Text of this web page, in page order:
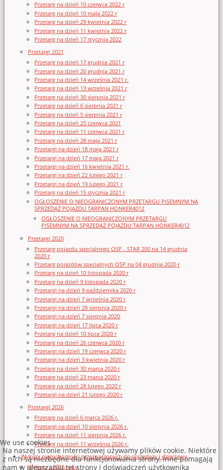
Przetarg na dzień 10 czerwca 2022 r
Przetarg na dzień 10 maja 2022 r
Przetarg na dzień 29 kwietnia 2022 r
Przetarg na dzień 11 kwietnia 2022 r
Przetarg na dzień 17 stycznia 2022
Przetargi 2021
Przetarg na dzień 17 grudnia 2021 r
Przetarg na dzień 20 grudnia 2021 r
Przetarg na dzień 14 września 2021 r.
Przetarg na dzień 13 września 2021 r
Przetarg na dzień 30 sierpnia 2021 r
Przetarg na dzień 6 sierpnia 2021 r
Przetarg na dzień 5 sierpnia 2021 r
Przetarg na dzień 25 czerwca 2021
Przetarg na dzień 11 czerwca 2021 r
Przetarg na dzień 28 maja 2021 r
Przetargi na dzień 18 maja 2021 r
Przetargi na dzień 17 maja 2021 r
Przetargi na dzień 16 kwietnia 2021 r.
Przetargi na dzień 22 lutego 2021 r
Przetargi na dzień 19 lutego 2021 r
Przetarg na dzień 15 stycznia 2021 r
OGŁOSZENIE O NIEOGRANICZONYM PRZETARGU PISEMNYM NA
SPRZEDAŻ POJAZDU TARPAN HONKER4012
OGŁOSZENIE O NIEOGRANICZONYM PRZETARGU
PISEMNYM NA SPRZEDAŻ POJAZDU TARPAN HONKER4012
Przetargi 2020
Przetarg pojazdu specjalnego OSP - STAR 200 na 14 grudnia
2020 r
Przetarg pojazdów specjalnych OSP na 04 grudnia 2020 r
Przetarg na dzień 10 listopada 2020 r
Przetarg na dzień 9 listopada 2020 r
Przetargi na dzień 9 października 2020 r
Przetargi na dzień 7 września 2020 r
Przetargi na dzień 28 sierpnia 2020 r
Przetargi na dzień 7 sierpnia 2020
Przetargi na dzień 17 lipca 2020 r
Przetarg na dzień 10 lipca 2020 r
Przetarg na dzień 26 czerwca 2020 r
Przetargi na dzień 19 czerwca 2020 r
Przetargi na dzień 3 kwietnia 2020 r
Przetarg na dzień 30 marca 2020 r
Przetarg na dzień 23 marca 2020 r
Przetarg na dzień 28 lutego 2020 r
Przetargi na dzień 21 lutego 2020 r
Przetargi 2026
Przetarg na dzień 6 marca 2026 r.
Przetargi na dzień 10 sierpnia 2026 r.
Przetarg na dzień 11 sierpnia 2026 r.
Przetarg na dzień 11 września 2026 r.
Wykazy nieruchomości przeznaczonych do sprzedaży i dzierżawy
Wykazy z 2026 roku
We use cookies
Na naszej stronie internetowej używamy plików cookie. Niektóre
z nich są niezbędne dla funkcjonowania strony, inne pomagają
nam w ulepszaniu tej strony i doświadczeń użytkownika